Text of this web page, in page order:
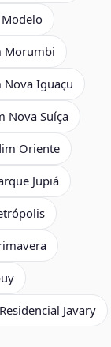
Morumbi
Nova Iguaçu
Nova Suíça
Oriente
Jupiá
Javary